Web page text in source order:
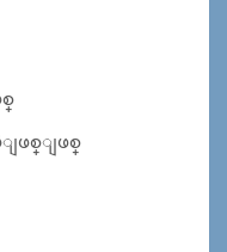
ဖစ္​ျဖစ္​​